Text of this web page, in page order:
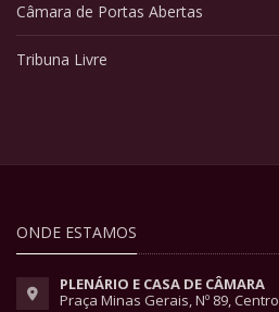
Câmara de Portas Abertas
Tribuna Livre
ONDE ESTAMOS
PLENÁRIO E CASA DE CÂMARA
Praça Minas Gerais, Nº 89, Centro